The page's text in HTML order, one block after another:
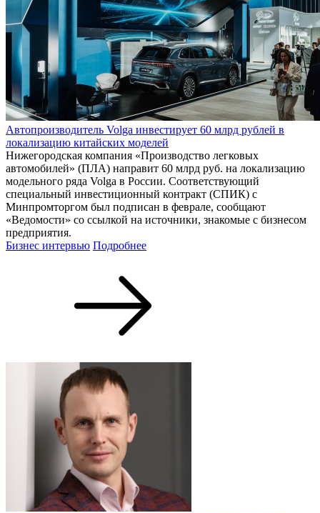
Автопроизводитель Volga инвестирует 60 млрд рублей в
локализацию китайских моделей
Нижегородская компания «Производство легковых
автомобилей» (ПЛА) направит 60 млрд руб. на локализацию
модельного ряда Volga в России. Соответствующий
специальный инвестиционный контракт (СПИК) с
Минпромторгом был подписан в феврале, сообщают
«Ведомости» со ссылкой на источники, знакомые с бизнесом
предприятия.
Бизнес интервью Подробнее